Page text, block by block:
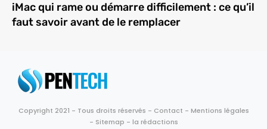
iMac qui rame ou démarre difficilement : ce qu’il
faut savoir avant de le remplacer
Copyright 2021 - Tous droits réservés - Contact - Mentions légales
- Sitemap - la rédactions